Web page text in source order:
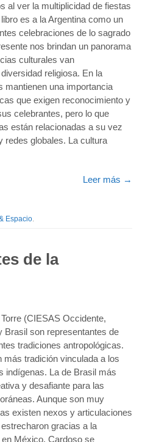
al ver la multiplicidad de fiestas
es a la Argentina como un
celebraciones de lo sagrado
nos brindan un panorama
culturales van
religiosa. En la
mantienen una importancia
que exigen reconocimiento y
celebrantes, pero lo que
están relacionadas a su vez
redes globales. La cultura
Leer más →
Espacio.
de la
(CIESAS Occidente,
Brasil son representantes de
tradiciones antropológicas.
más tradición vinculada a los
indígenas. La de Brasil más
y desafiante para las
Aunque son muy
existen nexos y articulaciones
gracias a la
México. Cardoso se